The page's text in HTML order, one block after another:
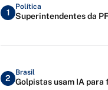
1
Política
Superintendentes da
2
Brasil
Golpistas usam IA